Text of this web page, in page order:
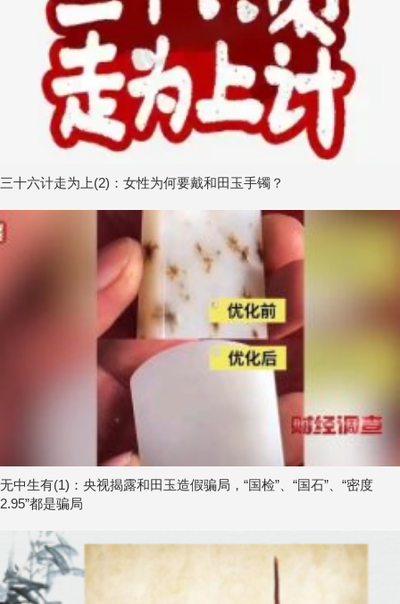
三十六计走为上(2)：女性为何要戴和田玉手镯？
无中生有(1)：央视揭露和田玉造假骗局，“国检”、“国石”、“密度
2.95”都是骗局